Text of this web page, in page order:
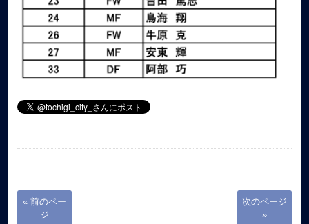
« 前のペー
ジ
次のページ
»